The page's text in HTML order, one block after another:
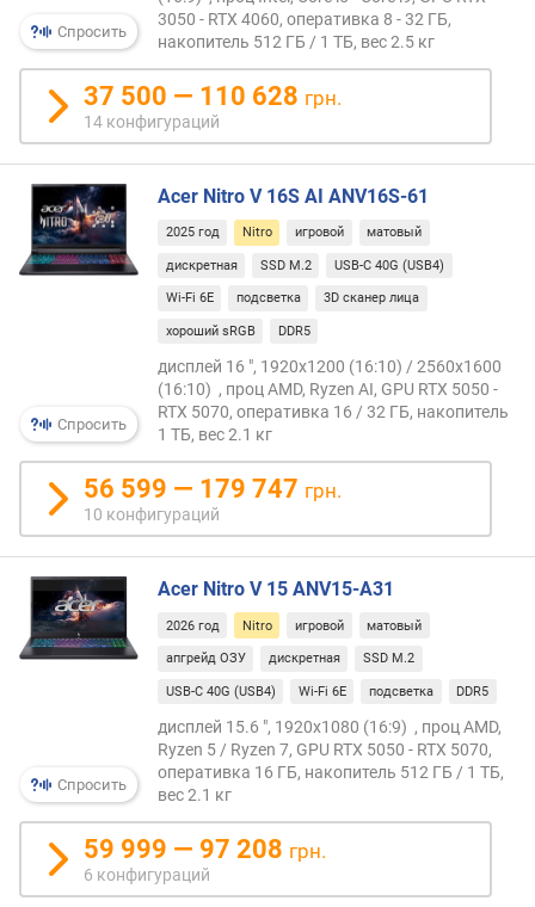
а
н
а
р
а
з
р
е
ш
е
с
п
е
р
к
о
и
т
)
я
Спросить
3050 - RTX 4060, оперативка 8 - 32 ГБ,
накопитель 512 ГБ / 1 ТБ, вес 2.5 кг
37 500 — 110 628 грн.
14 конфигураций
Спросить
Acer Nitro V 16S AI ANV16S-61
2025 год Nitro игровой матовый
дискретная SSD M.2 USB-C 40G (USB4)
Wi-Fi 6E подсветка 3D сканер лица
хороший sRGB DDR5
дисплей 16 ", 1920x1200 (16:10) / 2560x1600
(16:10) , проц AMD, Ryzen AI, GPU RTX 5050 -
RTX 5070, оперативка 16 / 32 ГБ, накопитель
1 ТБ, вес 2.1 кг
56 599 — 179 747 грн.
10 конфигураций
Спросить
Acer Nitro V 15 ANV15-A31
2026 год Nitro игровой матовый
апгрейд ОЗУ дискретная SSD M.2
USB-C 40G (USB4) Wi-Fi 6E подсветка DDR5
дисплей 15.6 ", 1920x1080 (16:9) , проц AMD,
Ryzen 5 / Ryzen 7, GPU RTX 5050 - RTX 5070,
оперативка 16 ГБ, накопитель 512 ГБ / 1 ТБ,
вес 2.1 кг
59 999 — 97 208 грн.
6 конфигураций